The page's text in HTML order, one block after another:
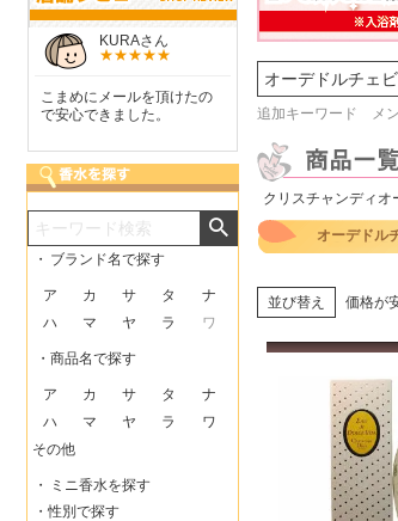
検索
追加キーワード メ
クリスチャンディ
オーデドル
並び替え 価格が
KURAさん
こまめにメールを頂けたの
で安心できました。
しらすさん
商品が早く届いたので
ったです。また利用さ
・ ブランド名で探す
ア カ サ タ
ナ
ハ
マ ヤ ラ ワ
・商品名で探す
ア カ サ タ
ナ
ハ
マ ヤ ラ
ワ
その他
・
ミニ香水を探す
・性別で探す